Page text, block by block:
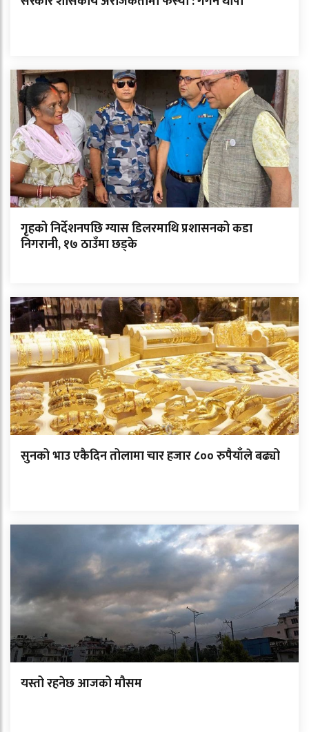
गृहको निर्देशनपछि ग्यास डिलरमाथि प्रशासनको कडा
निगरानी, १७ ठाउँमा छड्के
सुनको भाउ एकैदिन तोलामा चार हजार ८०० रुपैयाँले बढ्यो
यस्तो रहनेछ आजको मौसम